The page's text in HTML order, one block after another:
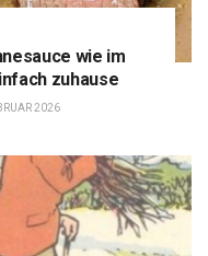
wie im
zuhause
2026